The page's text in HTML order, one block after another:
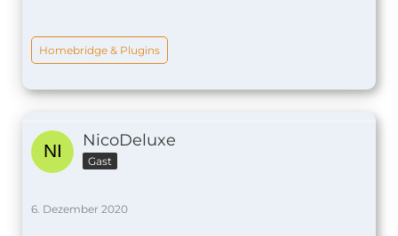
Homebridge & Plugins
NicoDeluxe
Gast
6. Dezember 2020